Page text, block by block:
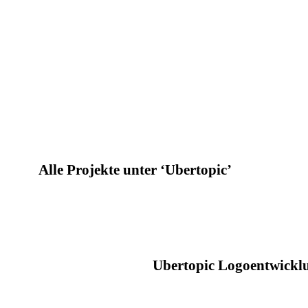
Alle Projekte unter ‘Ubertopic’
Ubertopic